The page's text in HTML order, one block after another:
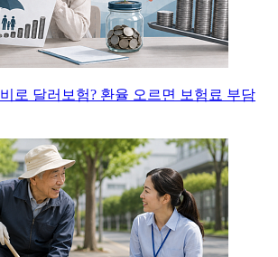
로 달러보험? 환율 오르면 보험료 부담